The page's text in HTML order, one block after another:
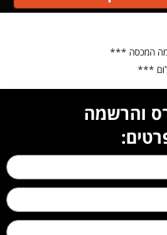
המכסה ***
***
והרשמה